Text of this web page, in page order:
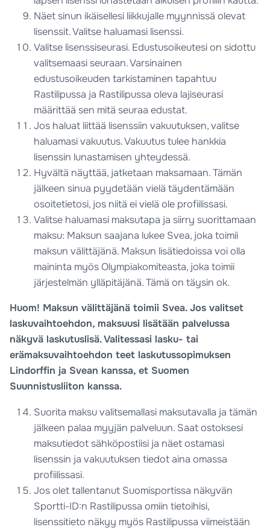
Näet sinun ikäisellesi liikkujalle myynnissä olevat
lisenssit. Valitse haluamasi lisenssi.
Valitse lisenssiseurasi. Edustusoikeutesi on sidottu
valitsemaasi seuraan. Varsinainen
edustusoikeuden tarkistaminen tapahtuu
Rastilipussa ja Rastilipussa oleva lajiseurasi
määrittää sen mitä seuraa edustat.
Jos haluat liittää lisenssiin vakuutuksen, valitse
haluamasi vakuutus. Vakuutus tulee hankkia
lisenssin lunastamisen yhteydessä.
Hyvältä näyttää, jatketaan maksamaan. Tämän
jälkeen sinua pyydetään vielä täydentämään
osoitetietosi, jos niitä ei vielä ole profiilissasi.
Valitse haluamasi maksutapa ja siirry suorittamaan
maksu: Maksun saajana lukee Svea, joka toimii
maksun välittäjänä. Maksun lisätiedoissa voi olla
maininta myös Olympiakomiteasta, joka toimii
järjestelmän ylläpitäjänä. Tämä on täysin ok.
Huom! Maksun välittäjänä toimii Svea. Jos valitset
laskuvaihtoehdon, maksuusi lisätään palvelussa
näkyvä laskutuslisä. Valitessasi lasku- tai
erämaksuvaihtoehdon teet laskutussopimuksen
Lindorffin ja Svean kanssa, et Suomen
Suunnistusliiton kanssa.
Suorita maksu valitsemallasi maksutavalla ja tämän
jälkeen palaa myyjän palveluun. Saat ostoksesi
maksutiedot sähköpostiisi ja näet ostamasi
lisenssin ja vakuutuksen tiedot aina omassa
profiilissasi.
Jos olet tallentanut Suomisportissa näkyvän
Sportti-ID:n Rastilipussa omiin tietoihisi,
lisenssitieto näkyy myös Rastilipussa viimeistään